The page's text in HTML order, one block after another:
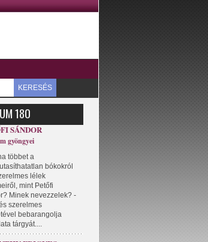
KERESÉS
180
SÁNDOR
gyöngyei
többet a
bókokról
lélek
mint Petőfi
Minek nevezzelek? -
szerelmes
bebarangolja
tárgyát....